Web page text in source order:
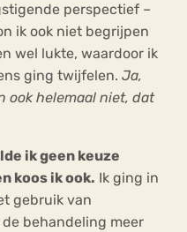
perspectief –
ik ook niet begrijpen
wel lukte, waardoor ik
ging twijfelen. Ja,
ook helemaal niet, dat
ik geen keuze
koos ik ook. Ik ging in
gebruik van
behandeling meer